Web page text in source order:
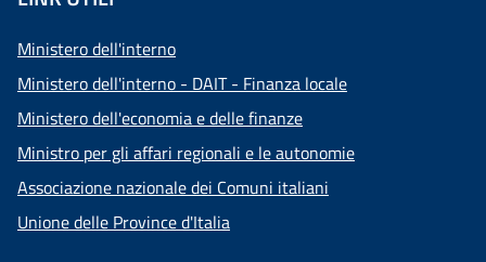
Ministero dell'interno
Ministero dell'interno - DAIT - Finanza locale
Ministero dell'economia e delle finanze
Ministro per gli affari regionali e le autonomie
Associazione nazionale dei Comuni italiani
Unione delle Province d'Italia